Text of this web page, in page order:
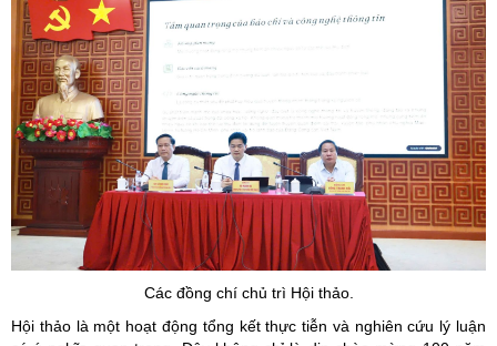
Các đồng chí chủ trì Hội thảo.
Hội thảo là một hoạt động tổng kết thực tiễn và nghiên cứu lý luận